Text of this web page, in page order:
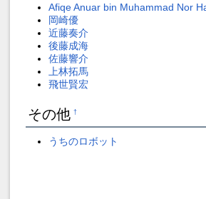
Afiqe Anuar bin Muhammad Nor
岡崎優
近藤奏介
後藤成海
佐藤響介
上林拓馬
飛世賢宏
その他 †
うちのロボット